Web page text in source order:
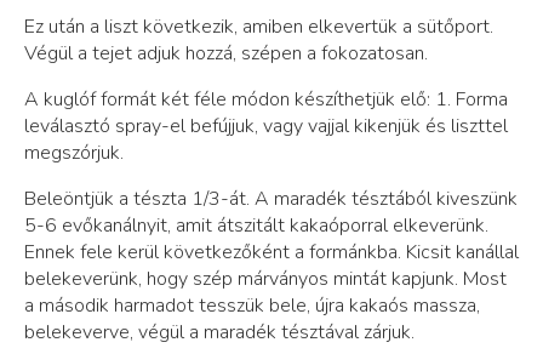
Ez után a liszt következik, amiben elkevertük a sütőport.
Végül a tejet adjuk hozzá, szépen a fokozatosan.
A kuglóf formát két féle módon készíthetjük elő: 1. Forma
leválasztó spray-el befújjuk, vagy vajjal kikenjük és liszttel
megszórjuk.
Beleöntjük a tészta 1/3-át. A maradék tésztából kiveszünk
5-6 evőkanálnyit, amit átszitált kakaóporral elkeverünk.
Ennek fele kerül következőként a formánkba. Kicsit kanállal
belekeverünk, hogy szép márványos mintát kapjunk. Most
a második harmadot tesszük bele, újra kakaós massza,
belekeverve, végül a maradék tésztával zárjuk.